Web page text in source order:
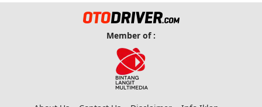
Member of :